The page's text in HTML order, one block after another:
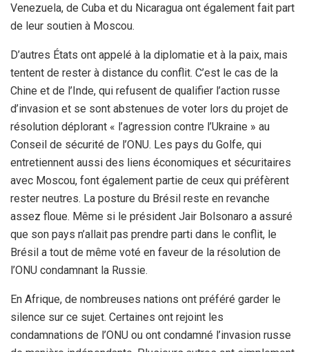
Venezuela, de Cuba et du Nicaragua ont également fait part
de leur soutien à Moscou.
D’autres États ont appelé à la diplomatie et à la paix, mais
tentent de rester à distance du conflit. C’est le cas de la
Chine et de l’Inde, qui refusent de qualifier l’action russe
d’invasion et se sont abstenues de voter lors du projet de
résolution déplorant « l’agression contre l’Ukraine » au
Conseil de sécurité de l’ONU. Les pays du Golfe, qui
entretiennent aussi des liens économiques et sécuritaires
avec Moscou, font également partie de ceux qui préfèrent
rester neutres. La posture du Brésil reste en revanche
assez floue. Même si le président Jair Bolsonaro a assuré
que son pays n’allait pas prendre parti dans le conflit, le
Brésil a tout de même voté en faveur de la résolution de
l’ONU condamnant la Russie.
En Afrique, de nombreuses nations ont préféré garder le
silence sur ce sujet. Certaines ont rejoint les
condamnations de l’ONU ou ont condamné l’invasion russe